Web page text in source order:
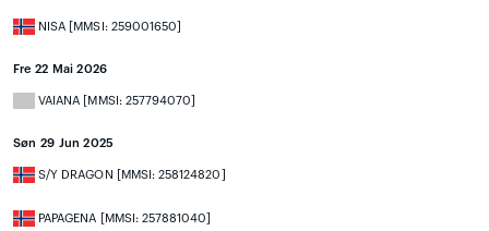
NISA [MMSI: 259001650]
Fre 22 Mai 2026
VAIANA [MMSI: 257794070]
Søn 29 Jun 2025
S/Y DRAGON [MMSI: 258124820]
PAPAGENA [MMSI: 257881040]